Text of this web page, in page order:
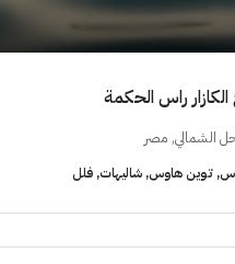
راس الحكمة
الشمالي, مصر
توين هاوس, شاليهات, فلل